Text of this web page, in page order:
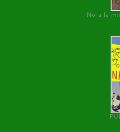
No a la